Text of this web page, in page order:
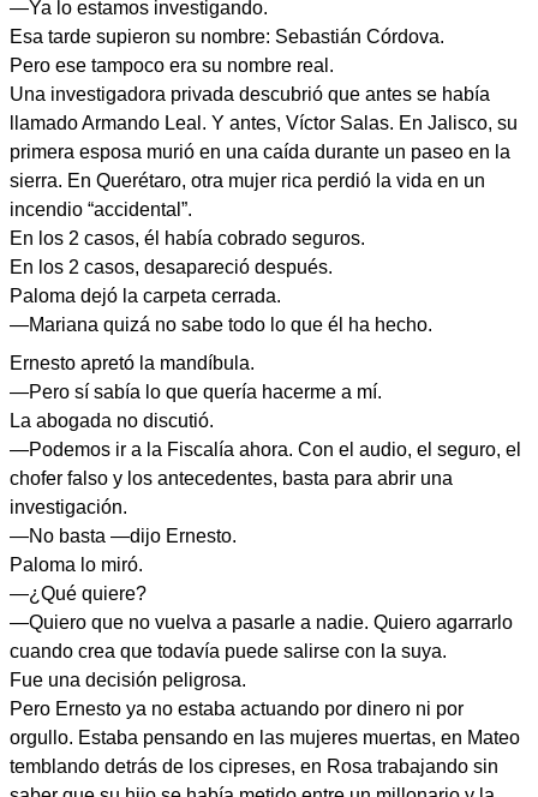
—Ya lo estamos investigando.
Esa tarde supieron su nombre: Sebastián Córdova.
Pero ese tampoco era su nombre real.
Una investigadora privada descubrió que antes se había
llamado Armando Leal. Y antes, Víctor Salas. En Jalisco, su
primera esposa murió en una caída durante un paseo en la
sierra. En Querétaro, otra mujer rica perdió la vida en un
incendio “accidental”.
En los 2 casos, él había cobrado seguros.
En los 2 casos, desapareció después.
Paloma dejó la carpeta cerrada.
—Mariana quizá no sabe todo lo que él ha hecho.
Ernesto apretó la mandíbula.
—Pero sí sabía lo que quería hacerme a mí.
La abogada no discutió.
—Podemos ir a la Fiscalía ahora. Con el audio, el seguro, el
chofer falso y los antecedentes, basta para abrir una
investigación.
—No basta —dijo Ernesto.
Paloma lo miró.
—¿Qué quiere?
—Quiero que no vuelva a pasarle a nadie. Quiero agarrarlo
cuando crea que todavía puede salirse con la suya.
Fue una decisión peligrosa.
Pero Ernesto ya no estaba actuando por dinero ni por
orgullo. Estaba pensando en las mujeres muertas, en Mateo
temblando detrás de los cipreses, en Rosa trabajando sin